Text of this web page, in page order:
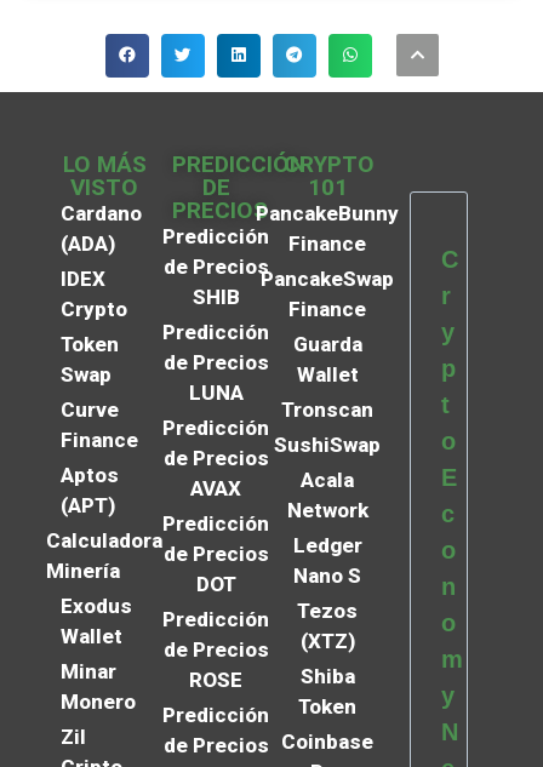
LO MÁS
VISTO
Cardano
(ADA)
IDEX
Crypto
Token
Swap
Curve
Finance
Aptos
(APT)
Calculadora
Minería
Exodus
Wallet
Minar
Monero
Zil
PREDICCIÓN
DE
PRECIOS
Predicción
de Precios
SHIB
Predicción
de Precios
LUNA
Predicción
de Precios
AVAX
Predicción
de Precios
DOT
Predicción
de Precios
ROSE
Predicción
de Precios
CRYPTO
101
PancakeBunny
Finance
PancakeSwap
Finance
Guarda
Wallet
Tronscan
SushiSwap
Acala
Network
Ledger
Nano S
Tezos
(XTZ)
Shiba
Token
Coinbase
C
r
y
p
t
o
E
c
o
n
o
m
y
N